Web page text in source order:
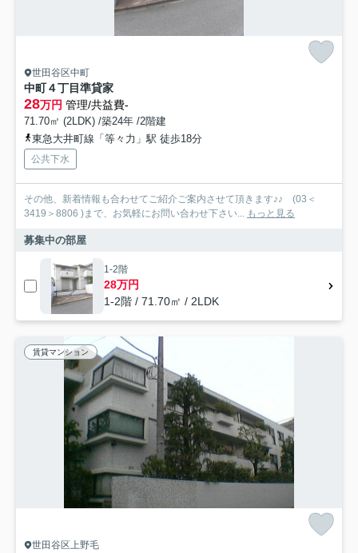
世田谷区中町
中町４丁目準貸家
28万円 管理/共益費-
71.70㎡ (2LDK) /築24年 /2階建
東急大井町線「等々力」駅 徒歩18分
公共下水
その他、新着情報も合わせてご紹介ご案内させて頂きます♪♪ (03＜
3419＞8806 )まで、お気軽にお問い合わせ下さい... もっと見る
募集中の部屋
1-2階
28万円
1-2階 / 71.70㎡ / 2LDK
賃貸マンション
世田谷区上野毛